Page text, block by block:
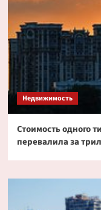
Недвижимость
Стоимость одного
перевалила за